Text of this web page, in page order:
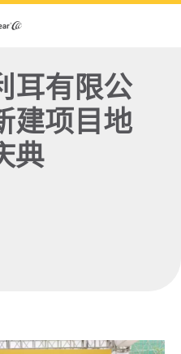
耳有限公
建项目地
典